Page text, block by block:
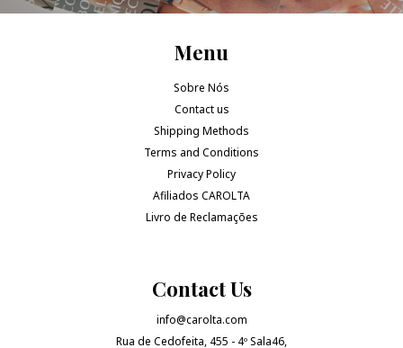
Menu
Sobre Nós
Contact us
Shipping Methods
Terms and Conditions
Privacy Policy
Afiliados CAROLTA
Livro de Reclamações
Contact Us
info@carolta.com
Rua de Cedofeita, 455 - 4º Sala46,